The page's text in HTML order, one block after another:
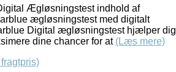
Ægløsningstest indhold af
ægløsningstest med digitalt
Digital ægløsningstest hjælper dig
dine chancer for at (Læs mere)